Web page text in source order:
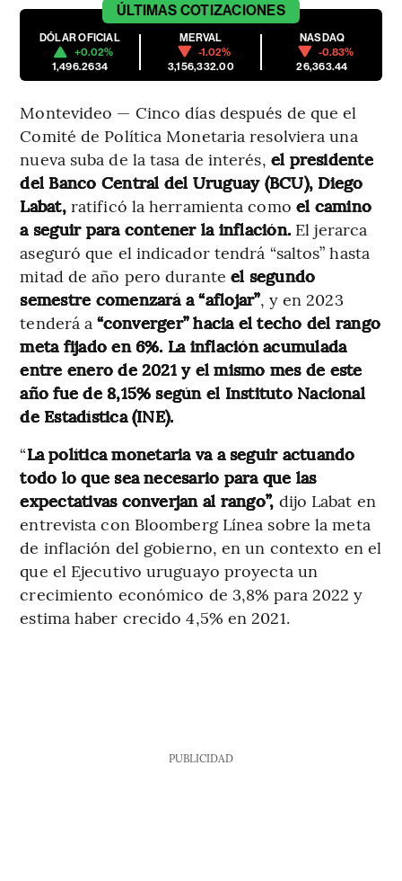
ÚLTIMAS COTIZACIONES
DÓLAR OFICIAL
+0.02%
1,496.2634
MERVAL
-1.02%
3,156,332.00
NASDAQ
-0.83%
26,363.44
Montevideo — Cinco días después de que el
Comité de Política Monetaria resolviera una
nueva suba de la tasa de interés, el presidente
del Banco Central del Uruguay (BCU), Diego
Labat,ratificó la herramienta como el camino
a seguir para contener la inflación. El jerarca
aseguró que el indicador tendrá “saltos” hasta
mitad de año pero durante el segundo
semestre comenzará a “aflojar”, y en 2023
tenderá a“converger” hacia el techo del rango
meta fijado en 6%. La inflación acumulada
entre enero de 2021 y el mismo mes de este
año fue de 8,15% según el Instituto Nacional
de Estadística (INE).
“La política monetaria va a seguir actuando
todo lo que sea necesario para que las
expectativas converjan al rango”, dijo Labat en
entrevista con Bloomberg Línea sobre la meta
de inflación del gobierno, en un contexto en el
que el Ejecutivo uruguayo proyecta un
crecimiento económico de 3,8% para 2022 y
estima haber crecido 4,5% en 2021.
PUBLICIDAD